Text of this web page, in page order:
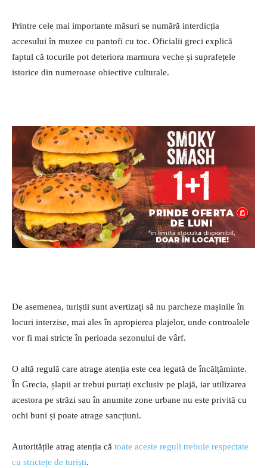
Printre cele mai importante măsuri se numără interdicția
accesului în muzee cu pantofi cu toc. Oficialii greci explică
faptul că tocurile pot deteriora marmura veche și suprafețele
istorice din numeroase obiective culturale.
De asemenea, turiștii sunt avertizați să nu parcheze mașinile în
locuri interzise, mai ales în apropierea plajelor, unde controalele
vor fi mai stricte în perioada sezonului de vârf.
O altă regulă care atrage atenția este cea legată de încălțăminte.
În Grecia, șlapii ar trebui purtați exclusiv pe plajă, iar utilizarea
acestora pe străzi sau în anumite zone urbane nu este privită cu
ochi buni și poate atrage sancțiuni.
Autoritățile atrag atenția că toate aceste reguli trebuie respectate
cu strictețe de turiști.